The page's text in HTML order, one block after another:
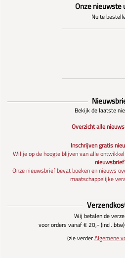
Onze nieuwste
Nu te
Bekijk de laatste
Overzicht alle
Inschrijven gratis
Wil je op de hoogte blijven van alle
nieuwsbrief
Onze nieuwsbrief bevat boeken en nieuws
maatschappelijke
Wij betalen de
voor orders vanaf € 20,- (incl. btw)
(zie verderAlgemene